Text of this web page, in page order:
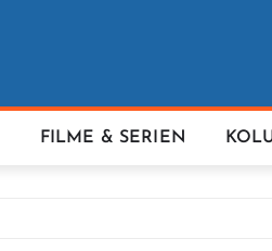
FILME & SERIEN